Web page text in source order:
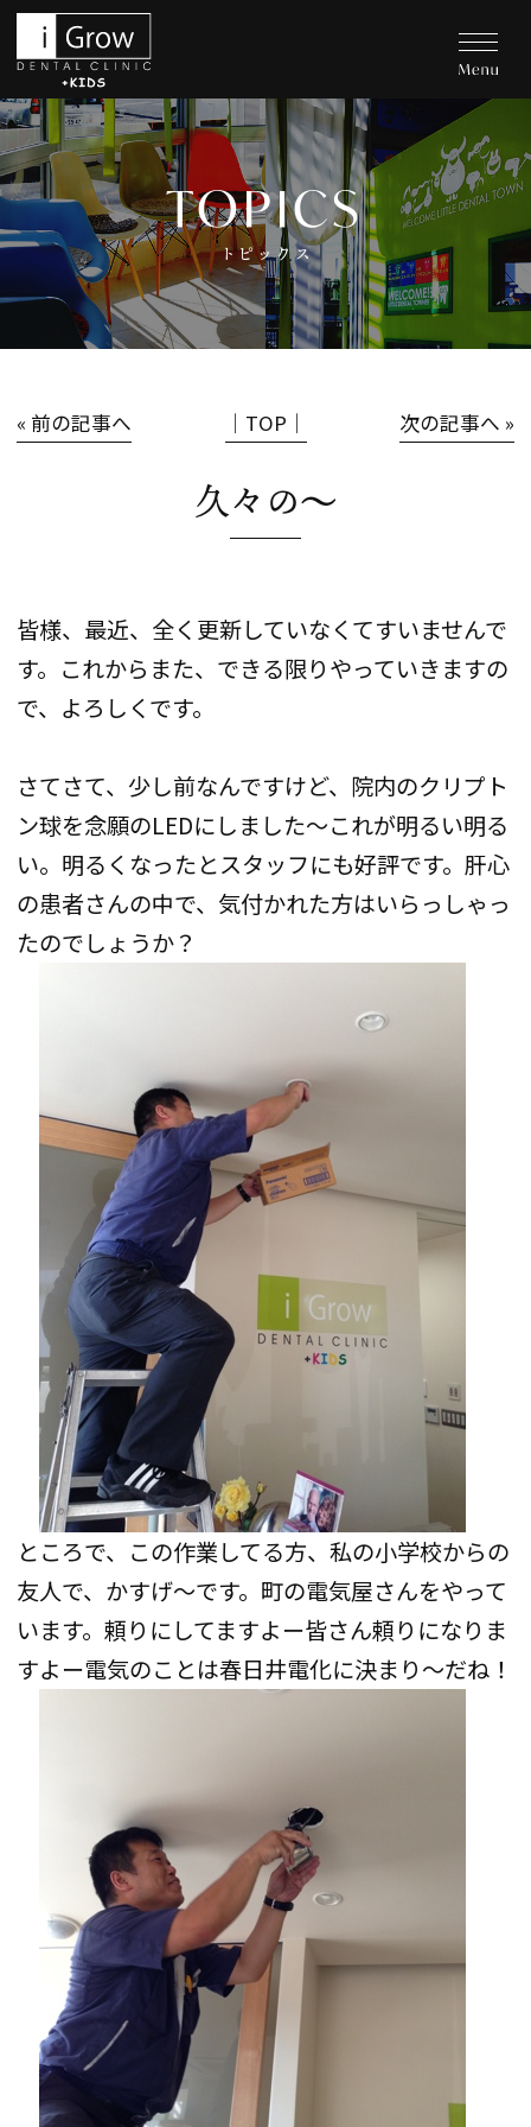
TOPICS
トピックス
« 前の記事へ │TOP│ 次の記事へ »
久々の〜
皆様、最近、全く更新していなくてすいませんで
す。これからまた、できる限りやっていきますの
で、よろしくです。
さてさて、少し前なんですけど、院内のクリプト
ン球を念願のLEDにしました〜これが明るい明る
い。明るくなったとスタッフにも好評です。肝心
の患者さんの中で、気付かれた方はいらっしゃっ
たのでしょうか？
ところで、この作業してる方、私の小学校からの
友人で、かすげ〜です。町の電気屋さんをやって
います。頼りにしてますよー皆さん頼りになりま
すよー電気のことは春日井電化に決まり〜だね！